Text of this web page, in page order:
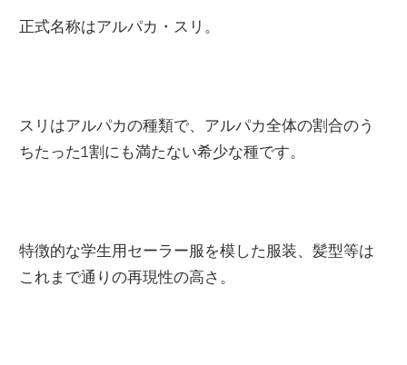
正式名称はアルパカ・スリ。
スリはアルパカの種類で、アルパカ全体の割合のう
ちたった1割にも満たない希少な種です。
特徴的な学生用セーラー服を模した服装、髪型等は
これまで通りの再現性の高さ。